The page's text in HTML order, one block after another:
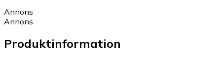
Annons
Annons
Produktinformation